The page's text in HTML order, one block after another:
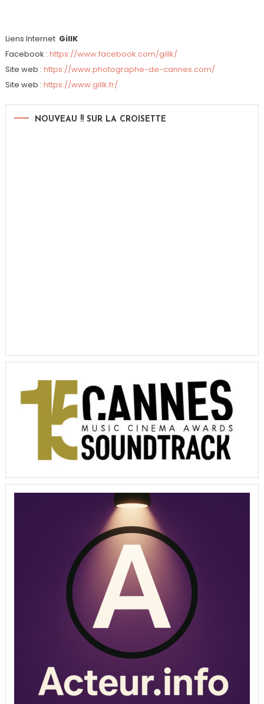
Liens Internet GillK
Facebook : https://www.facebook.com/gillk/
Site web : https://www.photographe-de-cannes.com/
Site web : https://www.gillk.fr/
NOUVEAU !! SUR LA CROISETTE